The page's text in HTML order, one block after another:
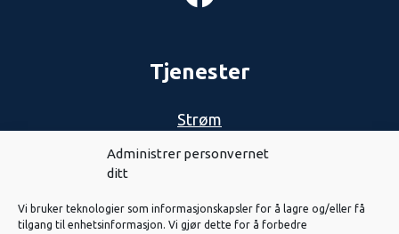
Administrer personvernet
ditt
Vi bruker teknologier som informasjonskapsler for å lagre og/eller få
tilgang til enhetsinformasjon. Vi gjør dette for å forbedre
Tjenester
Strøm
Nett
Solenergi